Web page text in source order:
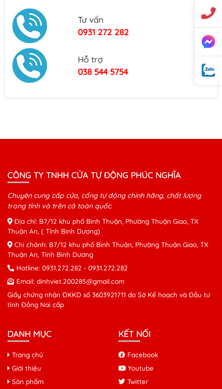
Cổng trượt B805
Cổng trượt B802
Tư vấn
0931 272 282
Hỗ trợ
038 544 5754
CÔNG TY TNHH CỬA TỰ ĐỘNG PHÚC NGHĨA
Chuyên cung cấp cửa, cổng tự động chính hãng, chất lượng
trong tỉnh và trên cả toàn quốc.
Địa chỉ: B7/12 khu phố Bình Thuận, Phường Thuận Giao, TX
Thuận An, ( Tỉnh Bình Dương)
Chi chánh: B7/12 khu phố Bình Thuận, Phường Thuận Giao, TX
Thuận An, Tỉnh Bình Dương
Hotline: 0931.272.282 - 0931.272.282
Email: dinhviet.200285@gmail.com
Giấy chứng nhận ĐKKD số 3603921711 do Sở Kế hoạch và Đầu tư
tỉnh Đồng Nai cấp
DANH MỤC
Trang chủ
Giới thiệu
Sản phẩm
KẾT NỐI
Facebook
Youtube
Twitter